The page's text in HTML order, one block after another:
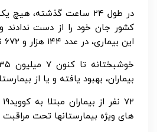
کشور جان خود را از دست ندادند
این بیماری، در عدد ۱۴۴ هزار و ۶۷۲ نفر ماند.
بیماران، بهبود یافته و یا از
های ویژه بیمارستانها تحت مراقبت